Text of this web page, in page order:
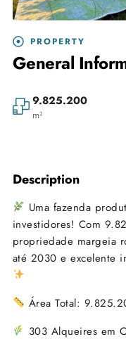
PROPERTY
General
9.825.200
m²
−
Description
Uma fazenda
investidores! Com
propriedade margeia
até 2030 e excelente
Área Total:
303 Alqueires em